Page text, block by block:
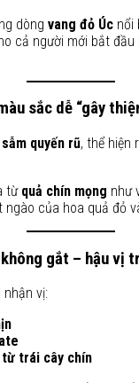
dòng vang đỏ Úc nổi
cả người mới bắt đầu
sắc dễ “gây
quyến rũ, thể hiện
từ quả chín mọng như
của hoa quả đỏ
gắt – hậu vị
nhận vị:
trái cây chín